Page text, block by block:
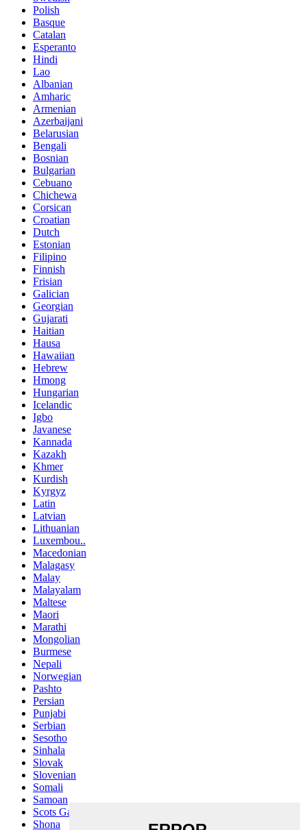
Polish
Basque
Catalan
Esperanto
Hindi
Lao
Albanian
Amharic
Armenian
Azerbaijani
Belarusian
Bengali
Bosnian
Bulgarian
Cebuano
Chichewa
Corsican
Croatian
Dutch
Estonian
Filipino
Finnish
Frisian
Galician
Georgian
Gujarati
Haitian
Hausa
Hawaiian
Hebrew
Hmong
Hungarian
Icelandic
Igbo
Javanese
Kannada
Kazakh
Khmer
Kurdish
Kyrgyz
Latin
Latvian
Lithuanian
Luxembou..
Macedonian
Malagasy
Malay
Malayalam
Maltese
Maori
Marathi
Mongolian
Burmese
Nepali
Norwegian
Pashto
Persian
Punjabi
Serbian
Sesotho
Sinhala
Slovak
Slovenian
Somali
Samoan
Scots Gaelic
Shona